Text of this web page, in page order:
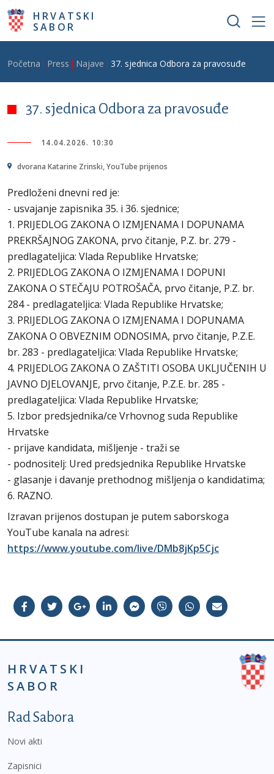
Skoči na glavni sadržaj
HRVATSKI
SABOR
Breadcrumb
Početna Press Najave 37. sjednica Odbora za pravosuđe
37. sjednica Odbora za pravosuđe
14.04.2026. 10:30
dvorana Katarine Zrinski, YouTube prijenos
Predloženi dnevni red je:
- usvajanje zapisnika 35. i 36. sjednice;
1. PRIJEDLOG ZAKONA O IZMJENAMA I DOPUNAMA
PREKRŠAJNOG ZAKONA, prvo čitanje, P.Z. br. 279 -
predlagateljica: Vlada Republike Hrvatske;
2. PRIJEDLOG ZAKONA O IZMJENAMA I DOPUNI
ZAKONA O STEČAJU POTROŠAČA, prvo čitanje, P.Z. br.
284 - predlagateljica: Vlada Republike Hrvatske;
3. PRIJEDLOG ZAKONA O IZMJENAMA I DOPUNAMA
ZAKONA O OBVEZNIM ODNOSIMA, prvo čitanje, P.Z.E.
br. 283 - predlagateljica: Vlada Republike Hrvatske;
4. PRIJEDLOG ZAKONA O ZAŠTITI OSOBA UKLJUČENIH U
JAVNO DJELOVANJE, prvo čitanje, P.Z.E. br. 285 -
predlagateljica: Vlada Republike Hrvatske;
5. Izbor predsjednika/ce Vrhovnog suda Republike
Hrvatske
- prijave kandidata, mišljenje - traži se
- podnositelj: Ured predsjednika Republike Hrvatske
- glasanje i davanje prethodnog mišljenja o kandidatima;
6. RAZNO.
Izravan prijenos dostupan je putem saborskoga
YouTube kanala na adresi:
https://www.youtube.com/live/DMb8jKp5Cjc
HRVATSKI
SABOR
Podnožje prvi izbornik
Rad Sabora
Novi akti
Zapisnici